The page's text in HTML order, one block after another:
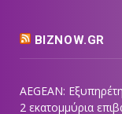
BIZNOW.GR
AEGEAN:
2 εκατομμύρια